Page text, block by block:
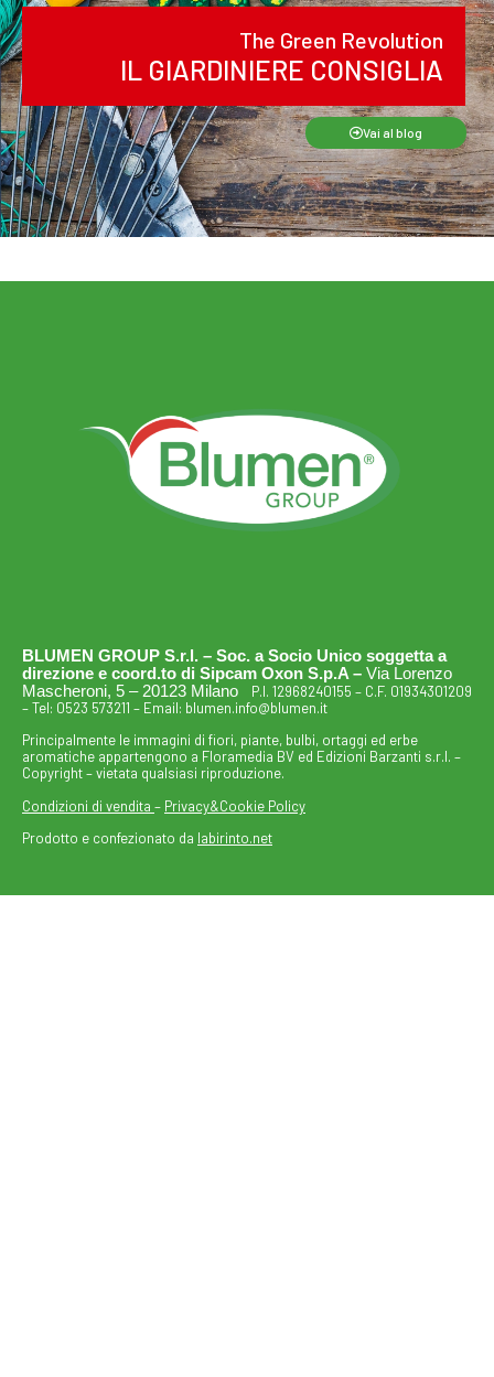
The Green Revolution
IL GIARDINIERE CONSIGLIA
Vai al blog
BLUMEN GROUP S.r.l. – Soc. a Socio Unico soggetta a
direzione e coord.to di Sipcam Oxon S.p.A – Via Lorenzo
Mascheroni, 5 – 20123 Milano P.I. 12968240155 – C.F. 01934301209
– Tel: 0523 573211 – Email: blumen.info@blumen.it
Principalmente le immagini di fiori, piante, bulbi, ortaggi ed erbe
aromatiche appartengono a Floramedia BV ed Edizioni Barzanti s.r.l. –
Copyright – vietata qualsiasi riproduzione.
Condizioni di vendita – Privacy&Cookie Policy
Prodotto e confezionato da labirinto.net